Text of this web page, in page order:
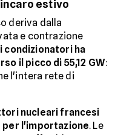
estivo
deriva dalla
e contrazione
condizionatori ha
il picco di 55,12 GW:
l'intera rete di
nucleari francesi
l'importazione. Le